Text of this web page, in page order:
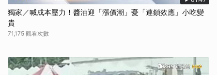
獨家／喊成本壓力！醬油迎「漲價潮」憂「連鎖效應」小吃變
貴
71,175 觀看次數